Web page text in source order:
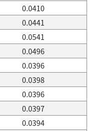
0.0410
0.0441
0.0541
0.0496
0.0396
0.0398
0.0396
0.0397
0.0394